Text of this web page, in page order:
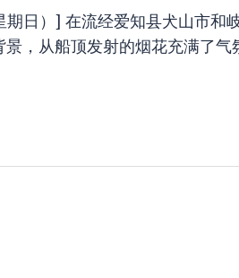
日）] 在流经爱知县犬山市和
，从船顶发射的烟花充满了气